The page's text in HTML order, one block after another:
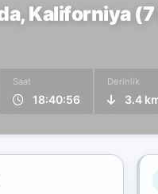
Kaliforniya
Saat
18:40:56
Derinlik
3.4